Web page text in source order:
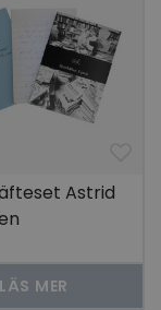
Astrid
LÄS MER